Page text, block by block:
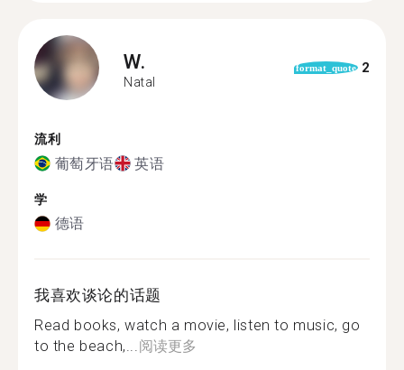
W.
Natal
format_quote 2
流利
葡萄牙语 英语
学
德语
我喜欢谈论的话题
Read books, watch a movie, listen to music, go
to the beach,...阅读更多